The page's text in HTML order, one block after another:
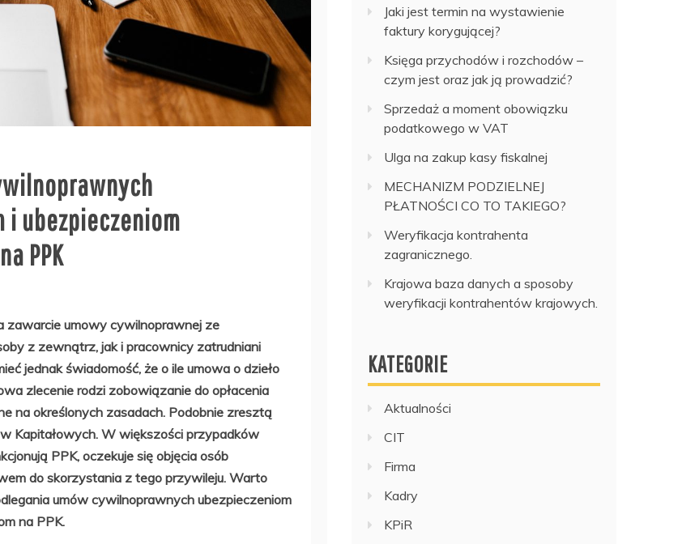
i ubezpieczeniom
PPK
zawarcie umowy cywilnoprawnej ze
z zewnątrz, jak i pracownicy zatrudniani
jednak świadomość, że o ile umowa o dzieło
zlecenie rodzi zobowiązanie do opłacenia
na określonych zasadach. Podobnie zresztą
Kapitałowych. W większości przypadków
PPK, oczekuje się objęcia osób
do skorzystania z tego przywileju. Warto
umów cywilnoprawnych ubezpieczeniom
na PPK.
Jaki jest termin na wystawienie
faktury korygującej?
Księga przychodów i rozchodów –
czym jest oraz jak ją prowadzić?
Sprzedaż a moment obowiązku
podatkowego w VAT
Ulga na zakup kasy fiskalnej
MECHANIZM PODZIELNEJ
PŁATNOŚCI CO TO TAKIEGO?
Weryfikacja kontrahenta
zagranicznego.
Krajowa baza danych a sposoby
weryfikacji kontrahentów krajowych.
KATEGORIE
Aktualności
CIT
Firma
Kadry
KPiR